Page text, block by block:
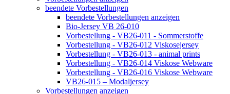
beendete Vorbestellungen
beendete Vorbestellungen anzeigen
Bio-Jersey VB 26-010
Vorbestellung - VB26-011 - Sommerstoffe
Vorbestellung - VB26-012 Viskosejersey
Vorbestellung - VB26-013 - animal prints
Vorbestellung - VB26-014 Viskose Webware
Vorbestellung - VB26-016 Viskose Webware
VB26-015 – Modaljersey
Vorbestellungen anzeigen